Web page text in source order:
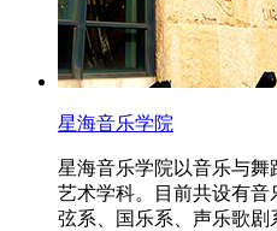
星海音乐学院
星海音乐学院以音乐与
艺术学科。目前共设有
弦系、国乐系、声乐歌